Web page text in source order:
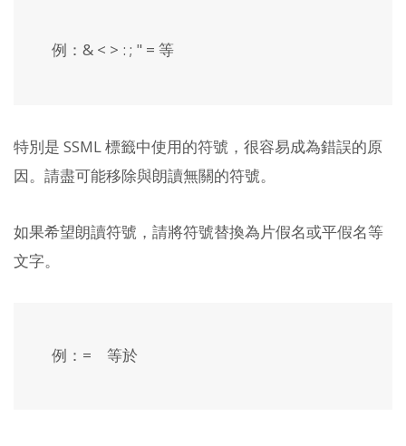
例：& < > : ; " = 等
特別是 SSML 標籤中使用的符號，很容易成為錯誤的原
因。請盡可能移除與朗讀無關的符號。
如果希望朗讀符號，請將符號替換為片假名或平假名等
文字。
例：= 等於